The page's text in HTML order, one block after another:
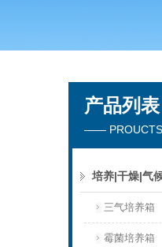
杭州川一实验仪器
产品列表
——
培养|干燥|气
三气培养箱
霉菌培养箱